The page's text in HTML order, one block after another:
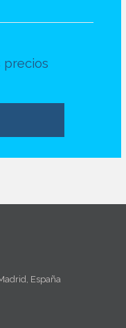
precios
España